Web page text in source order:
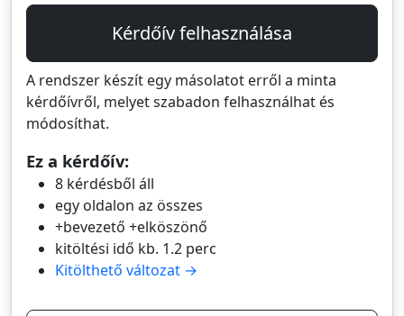
Kérdőív felhasználása
A rendszer készít egy másolatot erről a minta
kérdőívről, melyet szabadon felhasználhat és
módosíthat.
Ez a kérdőív:
8 kérdésből áll
egy oldalon az összes
+bevezető +elköszönő
kitöltési idő kb. 1.2 perc
Kitölthető változat →